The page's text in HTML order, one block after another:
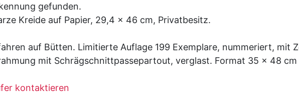
gefunden.
Kreide auf Papier, 29,4 x 46 cm, Privatbesitz.
auf Bütten. Limitierte Auflage 199 Exemplare, nummeriert, mit
mit Schrägschnittpassepartout, verglast. Format 35 x 48 cm
kontaktieren